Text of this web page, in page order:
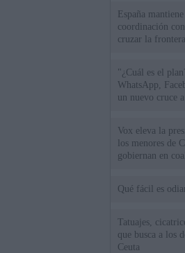
España
coordinación
cruzar la
"¿Cuál es el
WhatsApp,
un nuevo cruce
Vox eleva la
los menores de
gobiernan en
Qué fácil es
Tatuajes,
que busca a los
Ceuta